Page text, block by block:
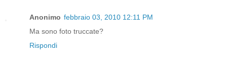
Anonimo febbraio 03, 2010 12:11 PM
Ma sono foto truccate?
Rispondi